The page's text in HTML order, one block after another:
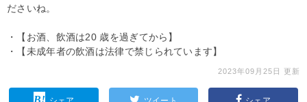
ださいね。
・【お酒、飲酒は20 歳を過ぎてから】
・【未成年者の飲酒は法律で禁じられています】
2023年09月25日 更新